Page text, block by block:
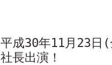
平成30年11月23日(
社長出演！